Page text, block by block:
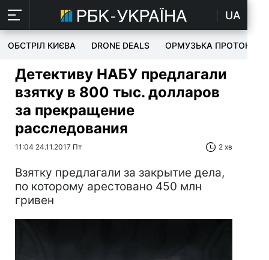
UA
ОБСТРІЛ КИЄВА DRONE DEALS ОРМУЗЬКА ПРОТОКА
Детективу НАБУ предлагали
взятку в 800 тыс. долларов
за прекращение
расследования
11:04 24.11.2017 Пт 2 хв
Взятку предлагали за закрытие дела,
по которому арестовано 450 млн
гривен